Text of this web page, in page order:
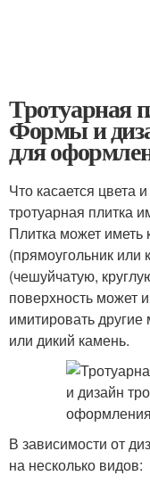
Тротуарная
Формы и
для
Что касается цвета
тротуарная плитка
Плитка может иметь
(прямоугольник или
(чешуйчатую,
поверхность может
имитировать
или дикий камень.
В зависимости от
на несколько видов: